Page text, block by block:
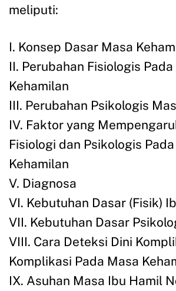
meliputi:
I. Konsep Dasar Masa
II. Perubahan Fisiologis
Kehamilan
III. Perubahan Psikologis
IV. Faktor yang
Fisiologi dan Psikologis
Kehamilan
V. Diagnosa
VI. Kebutuhan Dasar (Fisik)
VII. Kebutuhan Dasar
VIII. Cara Deteksi Dini
Komplikasi Pada Masa
IX. Asuhan Masa Ibu Hamil